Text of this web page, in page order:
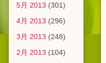
5月 2013 (301)
4月 2013 (296)
3月 2013 (248)
2月 2013 (104)